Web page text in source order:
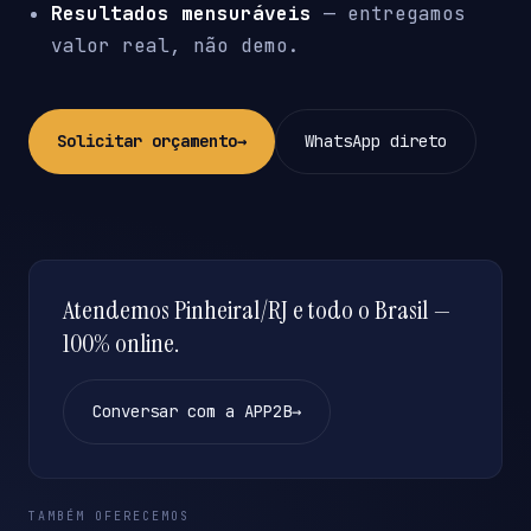
Resultados mensuráveis — entregamos
valor real, não demo.
Solicitar orçamento→ WhatsApp direto
Atendemos Pinheiral/RJ e todo o Brasil —
100% online.
Conversar com a APP2B→
TAMBÉM OFERECEMOS